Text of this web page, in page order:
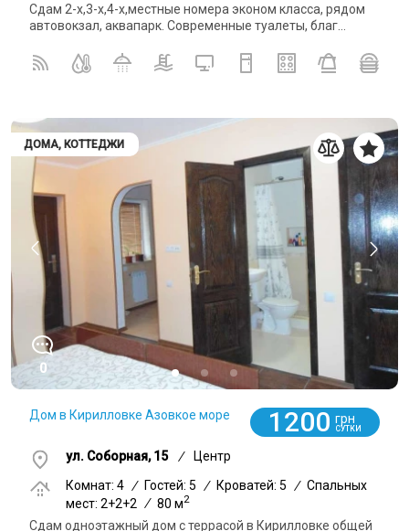
Сдам 2-х,3-х,4-х,местные номера эконом класса, рядом
автовокзал, аквапарк. Современные туалеты, благ...
ДОМА, КОТТЕДЖИ
0
Дом в Кирилловке Азовкое море 1200 грн
СУТКИ
ул. Соборная, 15 /
Центр
Комнат: 4 / Гостей: 5 / Кроватей: 5 / Спальных
мест: 2+2+2 / 80 м2
Сдам одноэтажный дом с террасой в Кирилловке общей